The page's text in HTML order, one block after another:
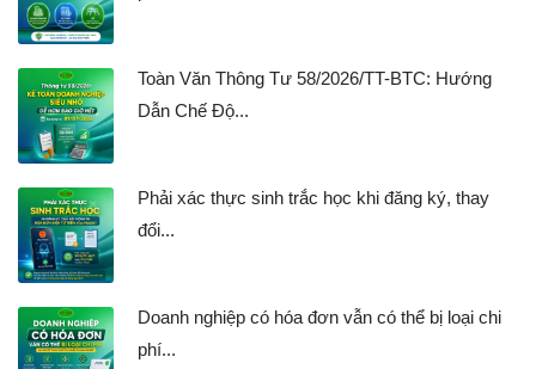
Toàn Văn Thông Tư 58/2026/TT-BTC: Hướng
Dẫn Chế Độ...
Phải xác thực sinh trắc học khi đăng ký, thay
đổi...
Doanh nghiệp có hóa đơn vẫn có thể bị loại chi
phí...